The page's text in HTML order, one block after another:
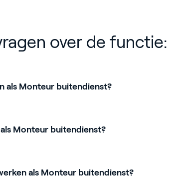
over de functie:
als Monteur buitendienst?
Monteur buitendienst?
als Monteur buitendienst?